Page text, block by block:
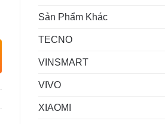
Sản Phẩm Khác
TECNO
VINSMART
VIVO
XIAOMI